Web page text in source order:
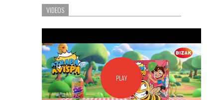
VIDEOS
PLAY